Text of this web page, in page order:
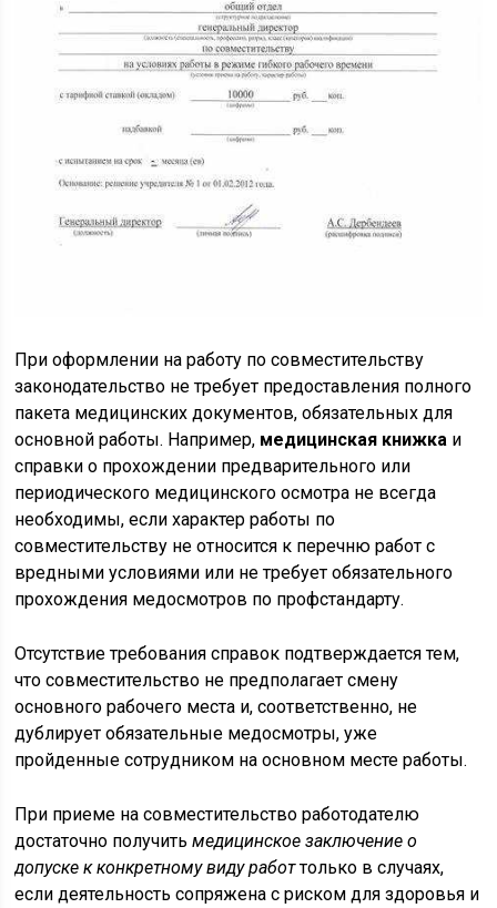
При оформлении на работу по совместительству
законодательство не требует предоставления полного
пакета медицинских документов, обязательных для
основной работы. Например, медицинская книжка и
справки о прохождении предварительного или
периодического медицинского осмотра не всегда
необходимы, если характер работы по
совместительству не относится к перечню работ с
вредными условиями или не требует обязательного
прохождения медосмотров по профстандарту.
Отсутствие требования справок подтверждается тем,
что совместительство не предполагает смену
основного рабочего места и, соответственно, не
дублирует обязательные медосмотры, уже
пройденные сотрудником на основном месте работы.
При приеме на совместительство работодателю
достаточно получитьмедицинское заключение о
допуске к конкретному виду работтолько в случаях,
если деятельность сопряжена с риском для здоровья и